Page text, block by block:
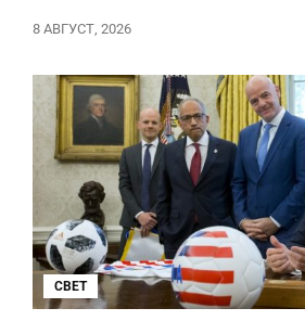
8 АВГУСТ, 2026
СВЕТ